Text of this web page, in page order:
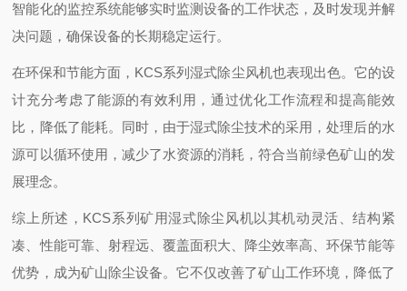
智能化的监控系统能够实时监测设备的工作状态，及时发现并解
决问题，确保设备的长期稳定运行。
在环保和节能方面，KCS系列湿式除尘风机也表现出色。它的设
计充分考虑了能源的有效利用，通过优化工作流程和提高能效
比，降低了能耗。同时，由于湿式除尘技术的采用，处理后的水
源可以循环使用，减少了水资源的消耗，符合当前绿色矿山的发
展理念。
综上所述，KCS系列矿用湿式除尘风机以其机动灵活、结构紧
凑、性能可靠、射程远、覆盖面积大、降尘效率高、环保节能等
优势，成为矿山除尘设备。它不仅改善了矿山工作环境，降低了